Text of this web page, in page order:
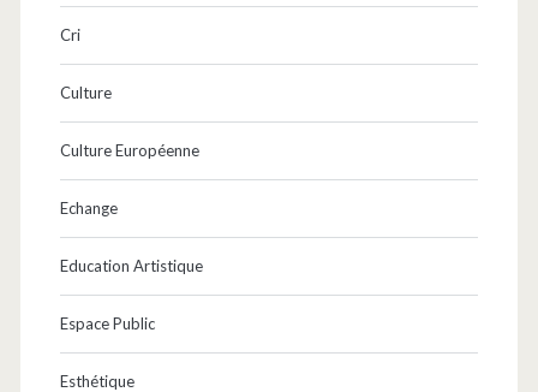
Cri
Culture
Culture Européenne
Echange
Education Artistique
Espace Public
Esthétique